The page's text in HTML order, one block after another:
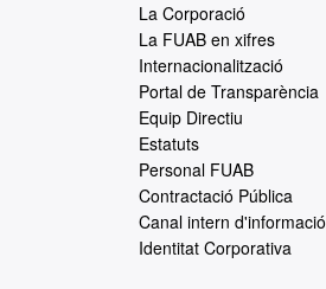
La Corporació
La FUAB en xifres
Internacionalització
Portal de Transparència
Equip Directiu
Estatuts
Personal FUAB
Contractació Pública
Canal intern d'informació
Identitat Corporativa